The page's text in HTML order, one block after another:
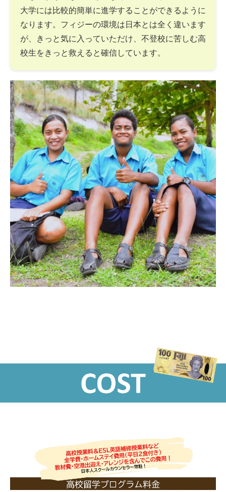
大学には比較的簡単に進学することができるように
なります。フィジーの環境は日本とは全く違います
が、きっと気に入っていただけ、不登校に苦しむ高
校生をきっと救えると確信しています。